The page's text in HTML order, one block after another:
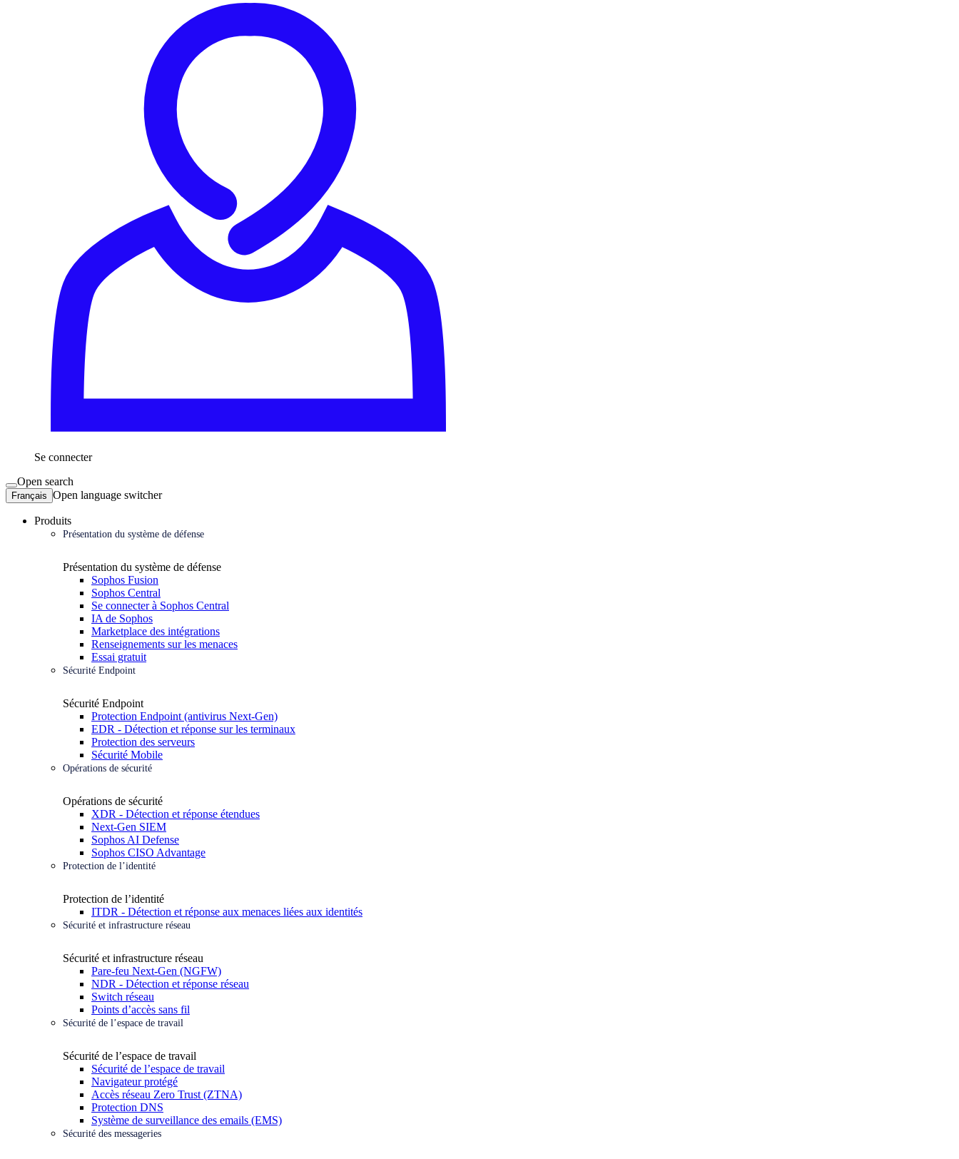
Se connecter
Open search
Français Open language switcher
Produits
Présentation du système de défense
Présentation du système de défense
Sophos Fusion
Sophos Central
Se connecter à Sophos Central
IA de Sophos
Marketplace des intégrations
Renseignements sur les menaces
Essai gratuit
Sécurité Endpoint
Sécurité Endpoint
Protection Endpoint (antivirus Next-Gen)
EDR - Détection et réponse sur les terminaux
Protection des serveurs
Sécurité Mobile
Opérations de sécurité
Opérations de sécurité
XDR - Détection et réponse étendues
Next-Gen SIEM
Sophos AI Defense
Sophos CISO Advantage
Protection de l’identité
Protection de l’identité
ITDR - Détection et réponse aux menaces liées aux identités
Sécurité et infrastructure réseau
Sécurité et infrastructure réseau
Pare-feu Next-Gen (NGFW)
NDR - Détection et réponse réseau
Switch réseau
Points d’accès sans fil
Sécurité de l’espace de travail
Sécurité de l’espace de travail
Sécurité de l’espace de travail
Navigateur protégé
Accès réseau Zero Trust (ZTNA)
Protection DNS
Système de surveillance des emails (EMS)
Sécurité des messageries